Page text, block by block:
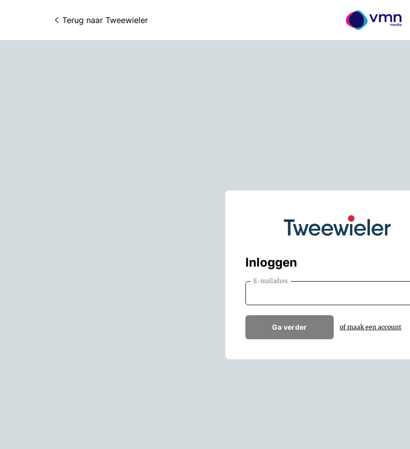
Terug naar Tweewieler
Inloggen
E-mailadres
Ga verder of maak een account